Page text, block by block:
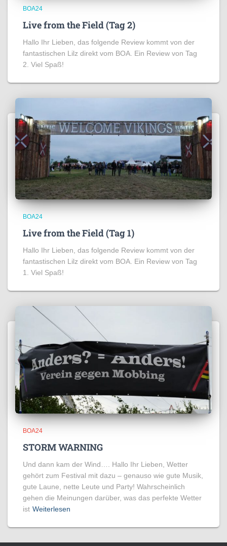
BOA24
Live from the Field (Tag 2)
Hallo Ihr Lieben, das folgende Review kommt von der
fantastischen Lilz direkt vom BOA. Ein Review von Tag
2. Viel Spaß!
BOA24
Live from the Field (Tag 1)
Hallo Ihr Lieben, das folgende Review kommt von der
fantastischen Lilz direkt vom BOA. Ein Review von Tag
1. Viel Spaß!
BOA24
STORM WARNING
Und dann kam der Wind…. Hallo Ihr Lieben, Wetter
gehört zum Festival mit dazu – genauso wie gute Musik,
gute Laune, nette Leute und Party! Wahrscheinlich
gehen die Meinungen darüber, was das perfekte Wetter
ist Weiterlesen